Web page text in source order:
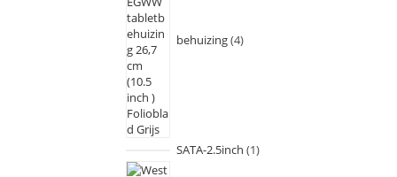
behuizing 4
SATA-2.5inch 1